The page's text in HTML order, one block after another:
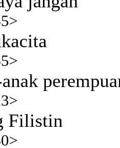
Filistin